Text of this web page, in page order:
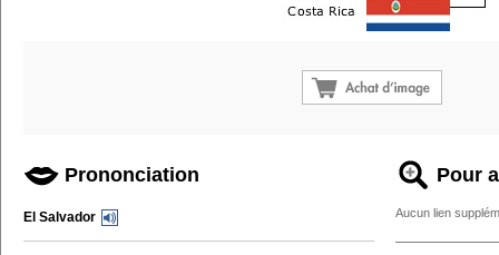
Prononciation
El Salvador
Pour
Aucun lien